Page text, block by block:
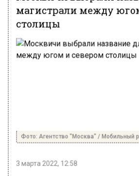
магистрали между
столицы
Фото: Агентство "Москва" / Мобильный
3 марта 2022, 12:58